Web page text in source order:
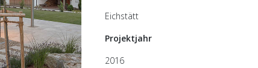
Eichstätt
Projektjahr
2016